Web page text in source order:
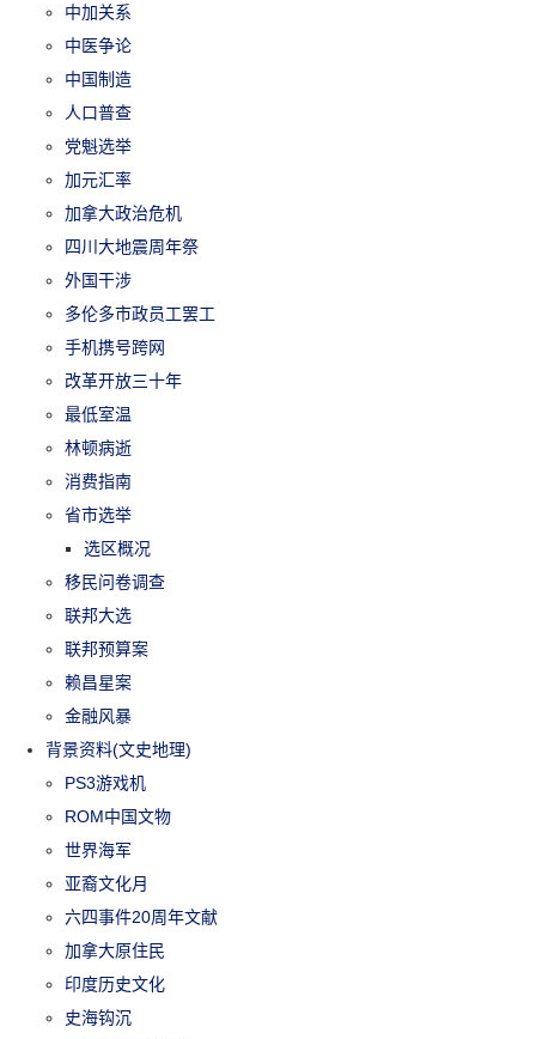
中加关系
中医争论
中国制造
人口普查
党魁选举
加元汇率
加拿大政治危机
四川大地震周年祭
外国干涉
多伦多市政员工罢工
手机携号跨网
改革开放三十年
最低室温
林顿病逝
消费指南
省市选举
选区概况
移民问卷调查
联邦大选
联邦预算案
赖昌星案
金融风暴
背景资料(文史地理)
PS3游戏机
ROM中国文物
世界海军
亚裔文化月
六四事件20周年文献
加拿大原住民
印度历史文化
史海钩沉